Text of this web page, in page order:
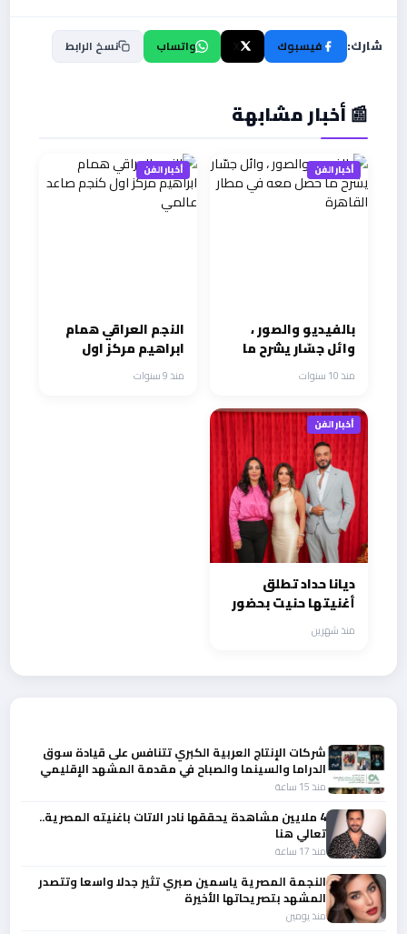
شارك: فيسبوك واتساب نسخ الرابط
📰 أخبار مشابهة
أخبار الفن
بالفيديو والصور ،
وائل جسّار يشرح ما
حصل معه في مطار
القاهرة
منذ 10 سنوات
أخبار الفن
النجم العراقي همام
ابراهيم مركز اول
كنجم صاعد عالميمنذ 9 سنوات
أخبار الفن
ديانا حداد تطلق
أغنيتها حنيت بحضور
نجوم الإعلام
منذ شهرين
شركات الإنتاج العربية الكبري تتنافس على قيادة سوق
الدراما والسينما والصباح في مقدمة المشهد الإقليمي
منذ 15 ساعة
4 ملايين مشاهدة يحققها نادر الاتات باغنيته المصرية..
تعالي هنا
منذ 17 ساعة
النجمة المصرية ياسمين صبري تثير جدلا واسعا وتتصدر
المشهد بتصريحاتها الأخيرة
منذ يومين